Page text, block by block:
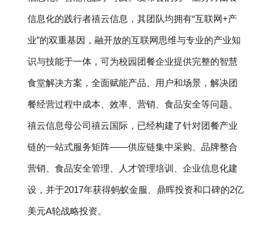
信息化的践行者禧云信息，其团队均拥有“互联网+产
业”的双重基因，融开放的互联网思维与专业的产业知
识与技能于一体，可为校园团餐企业提供完整的智慧
食堂解决方案，全面赋能产品、用户和场景，解决团
餐经营过程中成本、效率、营销、食品安全等问题。
禧云信息母公司禧云国际，已经构建了针对团餐产业
链的一站式服务矩阵——供应链集中采购、品牌整合
营销、食品安全管理、人才管理培训、企业信息化建
设，并于2017年获得蚂蚁金服、鼎晖投资和口碑的2亿
美元A轮战略投资。